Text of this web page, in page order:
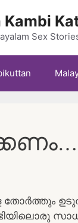
Kambi
Sex
തോർത്തും